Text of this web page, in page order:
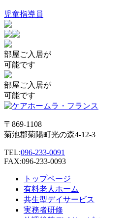
児童指導員
部屋ご入居が
可能です
部屋ご入居が
可能です
〒869-1108
菊池郡菊陽町光の森4-12-3
TEL:096-233-0091
FAX:096-233-0093
トップページ
有料老人ホーム
共生型デイサービス
実務者研修